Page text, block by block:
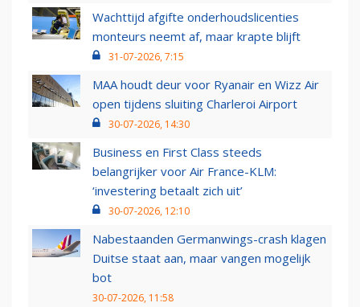
Wachttijd afgifte onderhoudslicenties
monteurs neemt af, maar krapte blijft
31-07-2026, 7:15
MAA houdt deur voor Ryanair en Wizz Air
open tijdens sluiting Charleroi Airport
30-07-2026, 14:30
Business en First Class steeds
belangrijker voor Air France-KLM:
‘investering betaalt zich uit’
30-07-2026, 12:10
Nabestaanden Germanwings-crash klagen
Duitse staat aan, maar vangen mogelijk
bot
30-07-2026, 11:58